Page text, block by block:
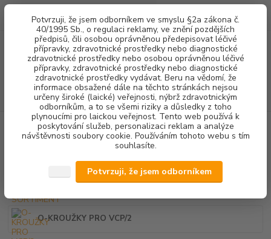
Potvrzuji, že jsem odborníkem ve smyslu §2a zákona č.
40/1995 Sb., o regulaci reklamy, ve znění pozdějších
předpisů, čili osobou oprávněnou předepisovat léčivé
přípravky, zdravotnické prostředky nebo diagnostické
zdravotnické prostředky nebo osobou oprávněnou léčivé
přípravky, zdravotnické prostředky nebo diagnostické
zdravotnické prostředky vydávat. Beru na vědomí, že
informace obsažené dále na těchto stránkách nejsou
určeny široké (laické) veřejnosti, nýbrž zdravotnickým
odborníkům, a to se všemi riziky a důsledky z toho
plynoucími pro laickou veřejnost. Tento web používá k
poskytování služeb, personalizaci reklam a analýze
návštěvnosti soubory cookie. Používáním tohoto webu s tím
souhlasíte.
Potvrzuji, že jsem odborníkem
Menu
CZK
Hledat
(Po-Pá, 8-16 hod.)
za0,00 Kč
DENTALNÍ HYGIENA PÍSKOVAČE
DOPLŇKOVÝ SORTIMENT
O-KROUŽKY PRO VCP/2